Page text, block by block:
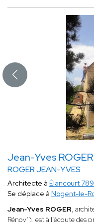
Jean-Yves ROGER
ROGER JEAN-YVES
Architecte à Élancourt
Se déplace à Nogent-le-
Jean-Yves ROGER,
Rénov’), est à l’écoute des